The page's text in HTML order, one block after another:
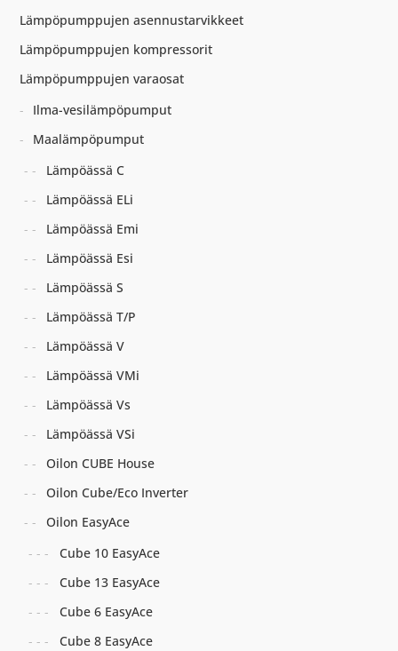
Lämpöpumppujen asennustarvikkeet
Lämpöpumppujen kompressorit
Lämpöpumppujen varaosat
Ilma-vesilämpöpumput
Maalämpöpumput
Lämpöässä C
Lämpöässä ELi
Lämpöässä Emi
Lämpöässä Esi
Lämpöässä S
Lämpöässä T/P
Lämpöässä V
Lämpöässä VMi
Lämpöässä Vs
Lämpöässä VSi
Oilon CUBE House
Oilon Cube/Eco Inverter
Oilon EasyAce
Cube 10 EasyAce
Cube 13 EasyAce
Cube 6 EasyAce
Cube 8 EasyAce